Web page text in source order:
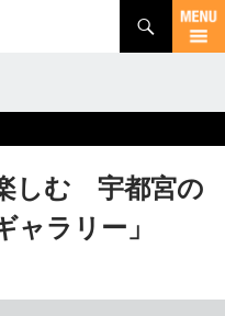
しむ 宇都宮の
ャラリー」